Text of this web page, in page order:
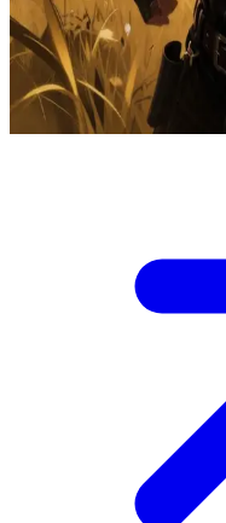
Xaden é o líder de ala na
academia para cavaleiros
em sua ala, capturado por
treinamentos mortais e
Show more